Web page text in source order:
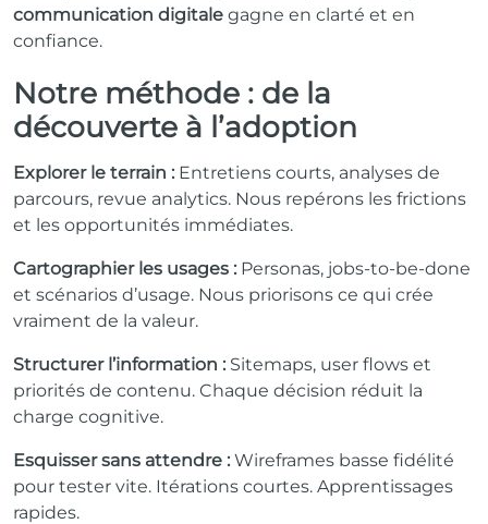
communication digitale gagne en clarté et en
confiance.
Notre méthode : de la
découverte à l’adoption
Explorer le terrain : Entretiens courts, analyses de
parcours, revue analytics. Nous repérons les frictions
et les opportunités immédiates.
Cartographier les usages : Personas, jobs-to-be-done
et scénarios d’usage. Nous priorisons ce qui crée
vraiment de la valeur.
Structurer l’information : Sitemaps, user flows et
priorités de contenu. Chaque décision réduit la
charge cognitive.
Esquisser sans attendre : Wireframes basse fidélité
pour tester vite. Itérations courtes. Apprentissages
rapides.